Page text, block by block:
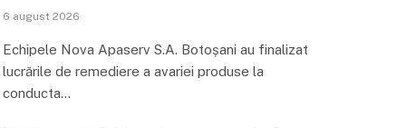
6 august 2026
Echipele Nova Apaserv S.A. Botoșani au finalizat
lucrările de remediere a avariei produse la
conducta…